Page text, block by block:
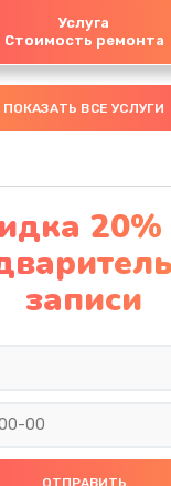
Услуга
Стоимость ремонта
ПОКАЗАТЬ ВСЕ УСЛУГИ
записи